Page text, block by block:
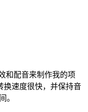
和配音来制作我的项
换速度很快，并保持音
。